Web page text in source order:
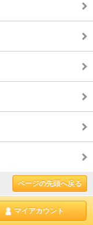
ページの先頭へ戻る
マイアカウント